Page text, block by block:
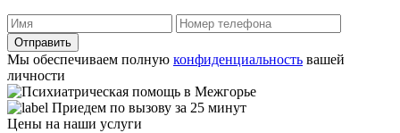
Отправить
Мы обеспечиваем полную конфиденциальность вашей
личности
Приедем по вызову за 25 минут
Цены на наши услуги